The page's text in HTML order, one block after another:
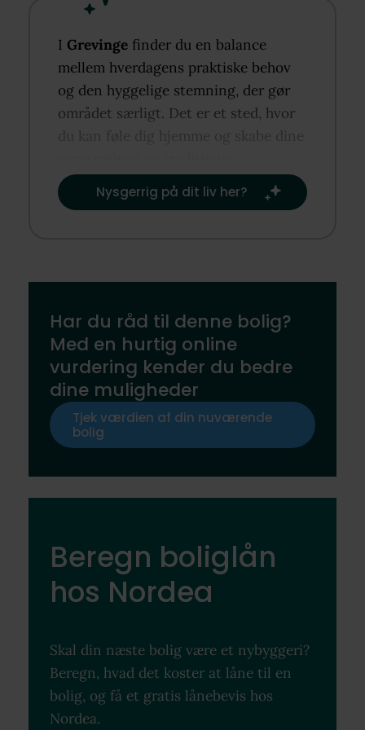
I Grevinge finder du en balance
mellem hverdagens praktiske behov
og den hyggelige stemning, der gør
området særligt. Det er et sted, hvor
du kan føle dig hjemme og skabe dine
Nysgerrig på dit liv her?​
Har du råd til denne bolig?
Med en hurtig online
vurdering kender du bedre
dine muligheder
Tjek værdien af din nuværende
bolig
Beregn boliglån
hos Nordea
Skal din næste bolig være et nybyggeri?
Beregn, hvad det koster at låne til en
bolig, og få et gratis lånebevis hos
Nordea.